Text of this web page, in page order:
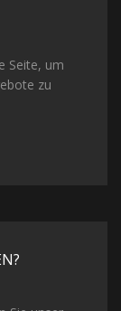
Seite, um
zu